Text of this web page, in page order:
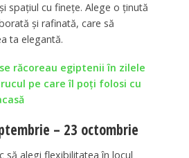
spațiul cu finețe. Alege o ținută
și rafinată, care să
ta elegantă.
răcoreau egiptenii în zilele
pe care îl poți folosi cu
– 23 octombrie
să alegi flexibilitatea în locul